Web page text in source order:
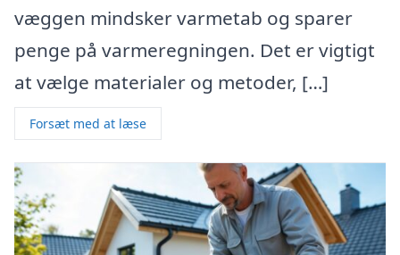
væggen mindsker varmetab og sparer
penge på varmeregningen. Det er vigtigt
at vælge materialer og metoder, […]
Forsæt med at læse